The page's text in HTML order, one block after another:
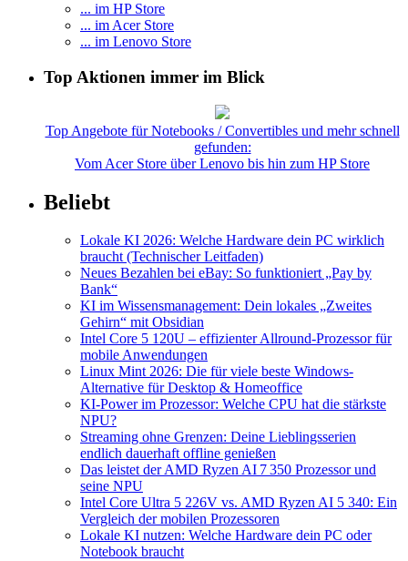
... im HP Store
... im Acer Store
... im Lenovo Store
Top Aktionen immer im Blick
Top Angebote für Notebooks / Convertibles und mehr schnell
gefunden:
Vom Acer Store über Lenovo bis hin zum HP Store
Beliebt
Lokale KI 2026: Welche Hardware dein PC wirklich
braucht (Technischer Leitfaden)
Neues Bezahlen bei eBay: So funktioniert „Pay by
Bank“
KI im Wissensmanagement: Dein lokales „Zweites
Gehirn“ mit Obsidian
Intel Core 5 120U – effizienter Allround-Prozessor für
mobile Anwendungen
Linux Mint 2026: Die für viele beste Windows-
Alternative für Desktop & Homeoffice
KI-Power im Prozessor: Welche CPU hat die stärkste
NPU?
Streaming ohne Grenzen: Deine Lieblingsserien
endlich dauerhaft offline genießen
Das leistet der AMD Ryzen AI 7 350 Prozessor und
seine NPU
Intel Core Ultra 5 226V vs. AMD Ryzen AI 5 340: Ein
Vergleich der mobilen Prozessoren
Lokale KI nutzen: Welche Hardware dein PC oder
Notebook braucht